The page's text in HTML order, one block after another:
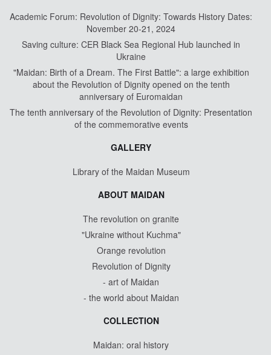
Academic Forum: Revolution of Dignity: Towards History Dates:
November 20-21, 2024
Saving culture: CER Black Sea Regional Hub launched in
Ukraine
"Maidan: Birth of a Dream. The First Battle": a large exhibition
about the Revolution of Dignity opened on the tenth
anniversary of Euromaidan
The tenth anniversary of the Revolution of Dignity: Presentation
of the commemorative events
GALLERY
Library of the Maidan Museum
ABOUT MAIDAN
The revolution on granite
"Ukraine without Kuchma"
Orange revolution
Revolution of Dignity
- art of Maidan
- the world about Maidan
COLLECTION
Maidan: oral history